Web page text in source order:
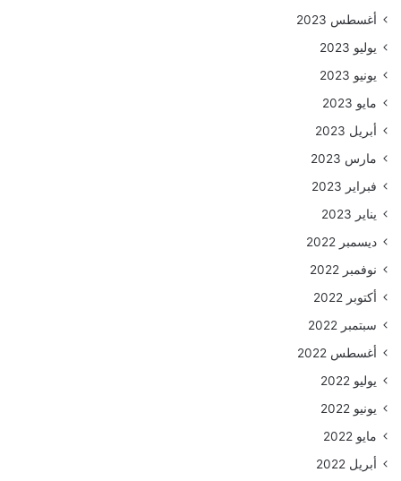
أغسطس 2023
يوليو 2023
يونيو 2023
مايو 2023
أبريل 2023
مارس 2023
فبراير 2023
يناير 2023
ديسمبر 2022
نوفمبر 2022
أكتوبر 2022
سبتمبر 2022
أغسطس 2022
يوليو 2022
يونيو 2022
مايو 2022
أبريل 2022